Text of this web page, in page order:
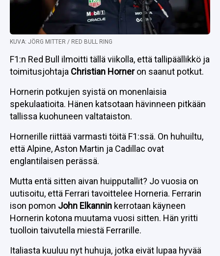
KUVA: JÖRG MITTER / RED BULL RING
F1:n Red Bull ilmoitti tällä viikolla, että tallipäällikkö ja
toimitusjohtaja Christian Horneron saanut potkut.
Hornerin potkujen syistä on monenlaisia
spekulaatioita. Hänen katsotaan hävinneen pitkään
tallissa kuohuneen valtataiston.
Hornerille riittää varmasti töitä F1:ssä. On huhuiltu,
että Alpine, Aston Martin ja Cadillac ovat
englantilaisen perässä.
Mutta entä sitten aivan huipputallit? Jo vuosia on
uutisoitu, että Ferrari tavoittelee Horneria. Ferrarin
ison pomon John Elkannin kerrotaan käyneen
Hornerin kotona muutama vuosi sitten. Hän yritti
tuolloin taivutella miestä Ferrarille.
Italiasta kuuluu nyt huhuja, jotka eivät lupaa hyvää